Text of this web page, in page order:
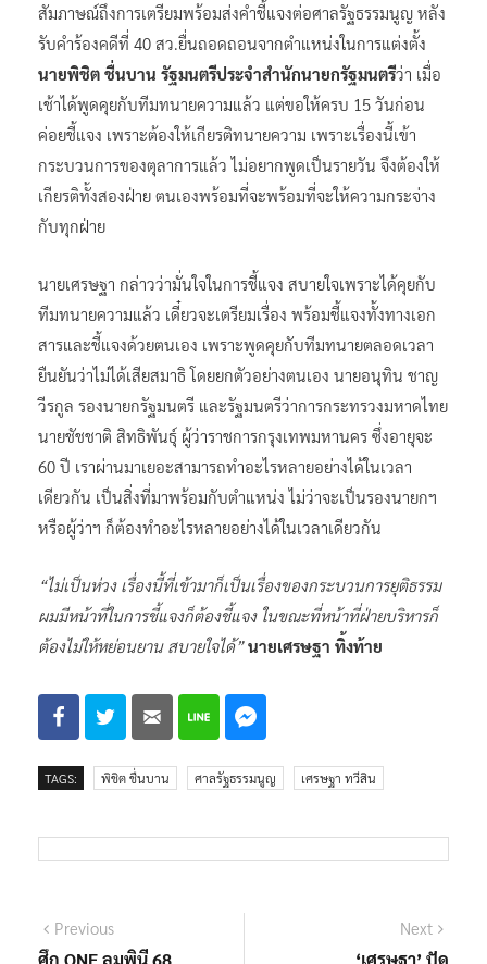
สัมภาษณ์ถึงการเตรียมพร้อมส่งคำชี้แจงต่อศาลรัฐธรรมนูญ หลัง
รับคำร้องคดีที่ 40 สว.ยื่นถอดถอนจากตำแหน่งในการแต่งตั้ง
นายพิชิต ชื่นบาน รัฐมนตรีประจำสำนักนายกรัฐมนตรีว่า เมื่อ
เช้าได้พูดคุยกับทีมทนายความแล้ว แต่ขอให้ครบ 15 วันก่อน
ค่อยชี้แจง เพราะต้องให้เกียรติทนายความ เพราะเรื่องนี้เข้า
กระบวนการของตุลาการแล้ว ไม่อยากพูดเป็นรายวัน จึงต้องให้
เกียรติทั้งสองฝ่าย ตนเองพร้อมที่จะพร้อมที่จะให้ความกระจ่าง
กับทุกฝ่าย
นายเศรษฐา กล่าวว่ามั่นใจในการชี้แจง สบายใจเพราะได้คุยกับ
ทีมทนายความแล้ว เดี๋ยวจะเตรียมเรื่อง พร้อมชี้แจงทั้งทางเอก
สารและชี้แจงด้วยตนเอง เพราะพูดคุยกับทีมทนายตลอดเวลา
ยืนยันว่าไม่ได้เสียสมาธิ โดยยกตัวอย่างตนเอง นายอนุทิน ชาญ
วีรกูล รองนายกรัฐมนตรี และรัฐมนตรีว่าการกระทรวงมหาดไทย
นายชัชชาติ สิทธิพันธุ์ ผู้ว่าราชการกรุงเทพมหานคร ซึ่งอายุจะ
60 ปี เราผ่านมาเยอะสามารถทำอะไรหลายอย่างได้ในเวลา
เดียวกัน เป็นสิ่งที่มาพร้อมกับตำแหน่ง ไม่ว่าจะเป็นรองนายกฯ
หรือผู้ว่าฯ ก็ต้องทำอะไรหลายอย่างได้ในเวลาเดียวกัน
“ไม่เป็นห่วง เรื่องนี้ที่เข้ามาก็เป็นเรื่องของกระบวนการยุติธรรม
ผมมีหน้าที่ในการชี้แจงก็ต้องชี้แจง ในขณะที่หน้าที่ฝ่ายบริหารก็
ต้องไม่ให้หย่อนยาน สบายใจได้”นายเศรษฐา ทิ้งท้าย
TAGS: พิชิต ชื่นบาน ศาลรัฐธรรมนูญ เศรษฐา ทวีสิน
แนะแนว
PreviousPrevious
post:
ศึก ONE ลุมพินี 68
Next
‘เศรษฐา’ ปัด